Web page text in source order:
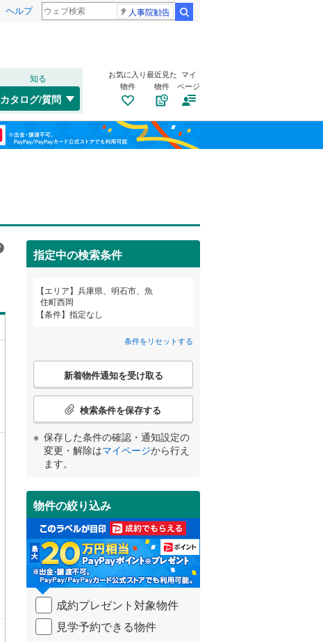
ヘルプ 人事院勧告
知る
カタログ/質問
お気に入り
物件
最近見た
物件
マイ
ページ
指定中の検索条件
エリア
兵庫県、明石市、魚
住町西岡
条件
指定なし
条件をリセットする
こ
検
条
件
受
け
取
る
・
条
件
を
イ
ペ
新着物件通知を受け取る
検索条件を保存する
保存した条件の確認・通知設定の
変更・解除はマイページから行え
ます。
物件の絞り込み
成約プレゼント対象物件
見学予約できる物件
福島
鹿児島 沖縄
兵庫区(10)
垂水区(104)
芦屋市(30)
豊岡市(6)
西脇市(12)
高砂市(16)
(0)
朝来市(6)
加東市(10)
多可郡多可町(6)
揖保郡太子町(10
美方郡香美町(0 )
魚住町清水(6)
魚住町西岡(10)
大久保町山手台(2)
太寺(1)
藤が丘(1)
南王子町(2)
東山町(2)
二見町西二見駅前(1)
朝霧南町(1)
山陽本線（JR西日本）(
姫新線(0)
東西線(0)
阪急伊丹線(0)
阪神本線(0)
能勢電鉄妙見線(0 )
神戸電鉄粟生線(
神戸新交通ポートアイランド線
北条鉄道(0)
太陽光発電システム（4）
）
3階建て以上（0）
小学校まで1km以内（1）
南道路（1）